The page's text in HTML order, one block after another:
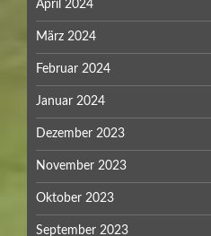
April 2024
März 2024
Februar 2024
Januar 2024
Dezember 2023
November 2023
Oktober 2023
September 2023